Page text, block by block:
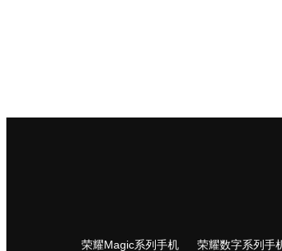
荣耀Magic系列手机 荣耀数字系列手